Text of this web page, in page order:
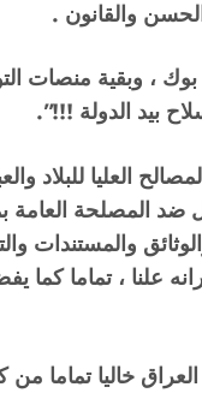
والقانون .
، وبقية منصات
بيد الدولة !!!”.
العليا للبلاد
ضد المصلحة
والمستندات
علنا ، تماما كما
خاليا تماما من كل